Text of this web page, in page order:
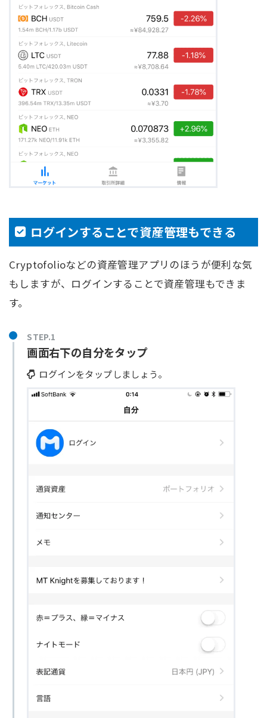
ログインすることで資産管理もできる
Cryptofolioなどの資産管理アプリのほうが便利な気
もしますが、ログインすることで資産管理もできま
す。
STEP.1
画面右下の自分をタップ
ログインをタップしましょう。